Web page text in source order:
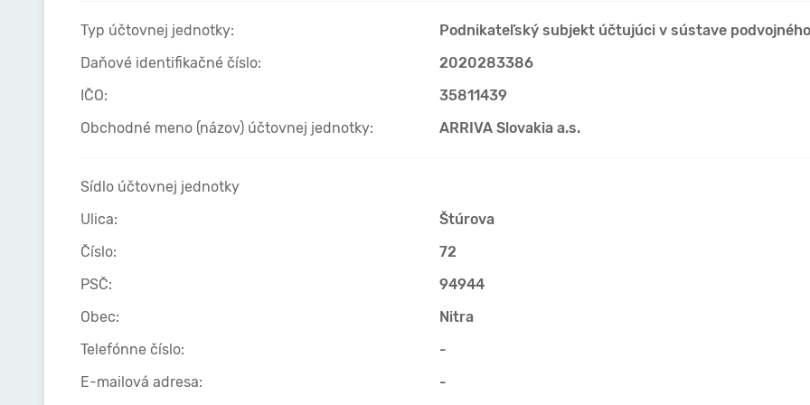
Typ účtovnej jednotky:
Podnikateľský subjekt účtujúci v sústave
Daňové identifikačné číslo:
2020283386
IČO:
35811439
Obchodné meno (názov) účtovnej jednotky:
ARRIVA Slovakia a.s.
Sídlo účtovnej jednotky
Ulica:
Štúrova
Číslo:
72
PSČ:
94944
Obec:
Nitra
Telefónne číslo:
-
E-mailová adresa:
-